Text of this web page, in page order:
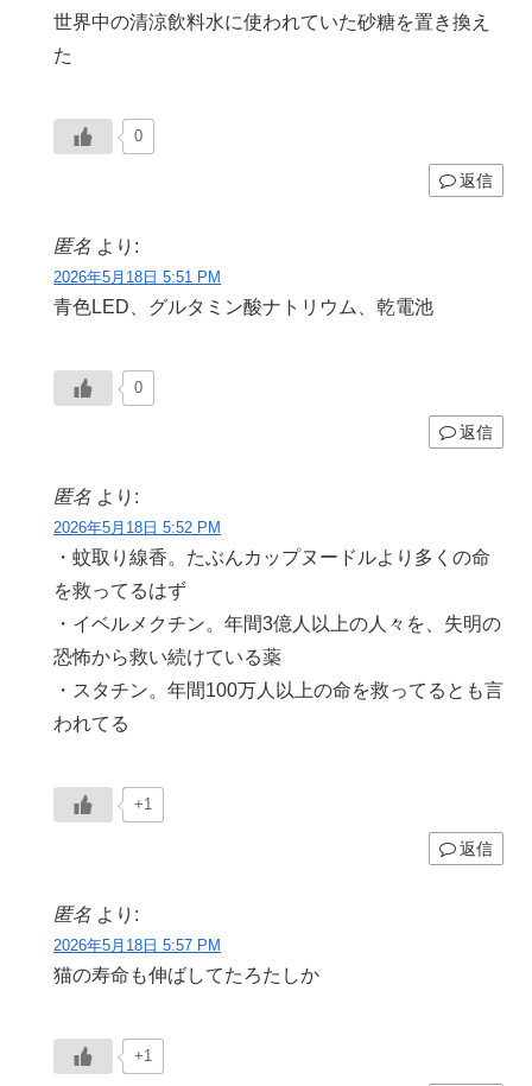
世界中の清涼飲料水に使われていた砂糖を置き換え
た
0
返信
匿名 より:
2026年5月18日 5:51 PM
青色LED、グルタミン酸ナトリウム、乾電池
0
返信
匿名 より:
2026年5月18日 5:52 PM
・蚊取り線香。たぶんカップヌードルより多くの命
を救ってるはず
・イベルメクチン。年間3億人以上の人々を、失明の
恐怖から救い続けている薬
・スタチン。年間100万人以上の命を救ってるとも言
われてる
+1
返信
匿名 より:
2026年5月18日 5:57 PM
猫の寿命も伸ばしてたろたしか
+1